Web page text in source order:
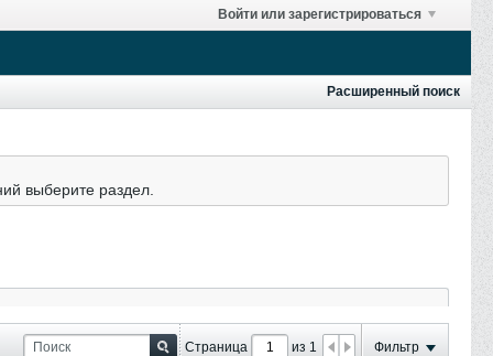
Войти или зарегистрироваться
Расширенный поиск
выберите раздел.
Страница из 1 Фильтр